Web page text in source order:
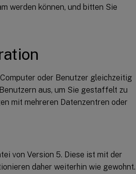
werden können, und bitten Sie
oder Benutzer gleichzeitig
aus, um Sie gestaffelt zu
mit mehreren Datenzentren oder
von Version 5. Diese ist mit der
daher weiterhin wie gewohnt.